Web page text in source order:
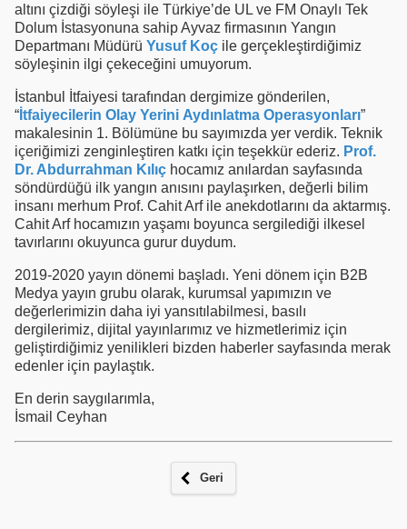
altını çizdiği söyleşi ile Türkiye’de UL ve FM Onaylı Tek
Dolum İstasyonuna sahip Ayvaz firmasının Yangın
Departmanı Müdürü Yusuf Koç ile gerçekleştirdiğimiz
söyleşinin ilgi çekeceğini umuyorum.
İstanbul İtfaiyesi tarafından dergimize gönderilen,
“ İtfaiyecilerin Olay Yerini Aydınlatma Operasyonları”
makalesinin 1. Bölümüne bu sayımızda yer verdik. Teknik
içeriğimizi zenginleştiren katkı için teşekkür ederiz. Prof.
Dr. Abdurrahman Kılıç hocamız anılardan sayfasında
söndürdüğü ilk yangın anısını paylaşırken, değerli bilim
insanı merhum Prof. Cahit Arf ile anekdotlarını da aktarmış.
Cahit Arf hocamızın yaşamı boyunca sergilediği ilkesel
tavırlarını okuyunca gurur duydum.
2019-2020 yayın dönemi başladı. Yeni dönem için B2B
Medya yayın grubu olarak, kurumsal yapımızın ve
değerlerimizin daha iyi yansıtılabilmesi, basılı
dergilerimiz, dijital yayınlarımız ve hizmetlerimiz için
geliştirdiğimiz yenilikleri bizden haberler sayfasında merak
edenler için paylaştık.
En derin saygılarımla,
İsmail Ceyhan
Geri